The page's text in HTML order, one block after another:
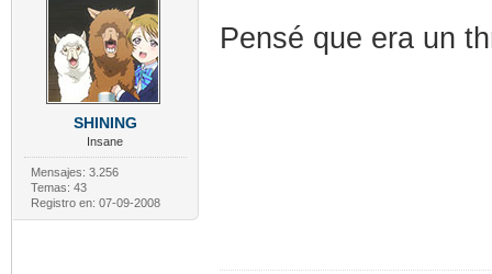
SHINING
Insane
Mensajes: 3.256
Temas: 43
Registro en: 07-09-2008
Pensé que era un